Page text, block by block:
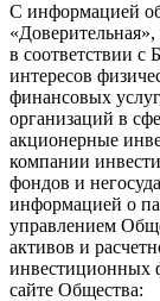
С информацией
в соответствии с
интересов
финансовых
организаций в
акционерные
компании
фондов и
информацией о
управлением
активов и
инвестиционных
сайте Общества: